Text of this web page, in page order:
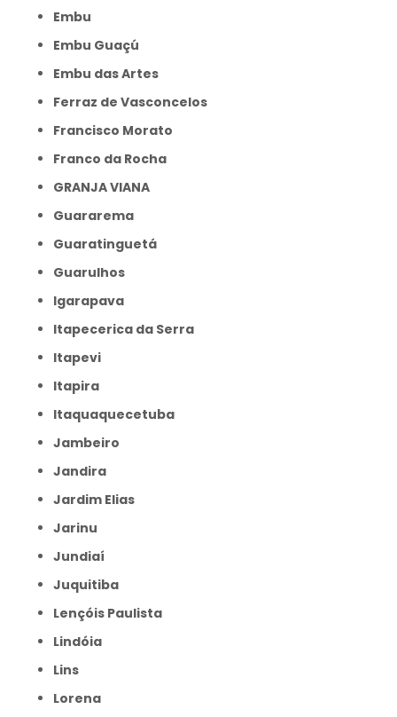
Embu
Embu Guaçú
Embu das Artes
Ferraz de Vasconcelos
Francisco Morato
Franco da Rocha
GRANJA VIANA
Guararema
Guaratinguetá
Guarulhos
Igarapava
Itapecerica da Serra
Itapevi
Itapira
Itaquaquecetuba
Jambeiro
Jandira
Jardim Elias
Jarinu
Jundiaí
Juquitiba
Lençóis Paulista
Lindóia
Lins
Lorena